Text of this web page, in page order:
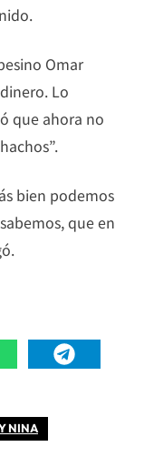
Omar
Lo
que ahora no
bien podemos
que en
NINA